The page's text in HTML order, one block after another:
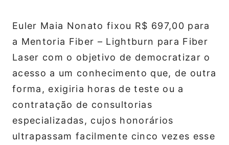
Euler Maia Nonato fixou R$ 697,00 para
a Mentoria Fiber – Lightburn para Fiber
Laser com o objetivo de democratizar o
acesso a um conhecimento que, de outra
forma, exigiria horas de teste ou a
contratação de consultorias
especializadas, cujos honorários
ultrapassam facilmente cinco vezes esse